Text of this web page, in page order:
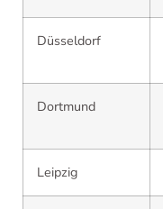
Düsseldorf
Dortmund
Leipzig